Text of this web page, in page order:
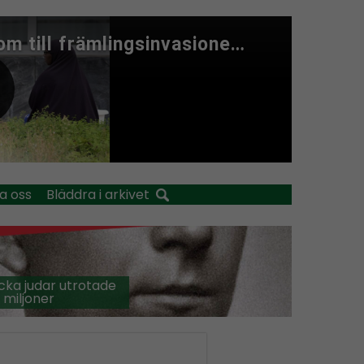
oss Bläddra i arkivet
judar utrotade
miljoner